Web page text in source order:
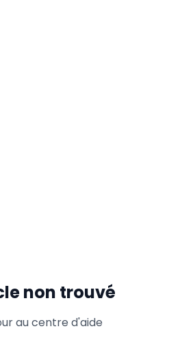
non trouvé
au centre d'aide